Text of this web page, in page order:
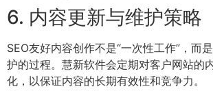
6. 内容更新与维护策略
SEO友好内容创作不是“一次性工作”，而
护的过程。慧新软件会定期对客户网站的
化，以保证内容的长期有效性和竞争力。